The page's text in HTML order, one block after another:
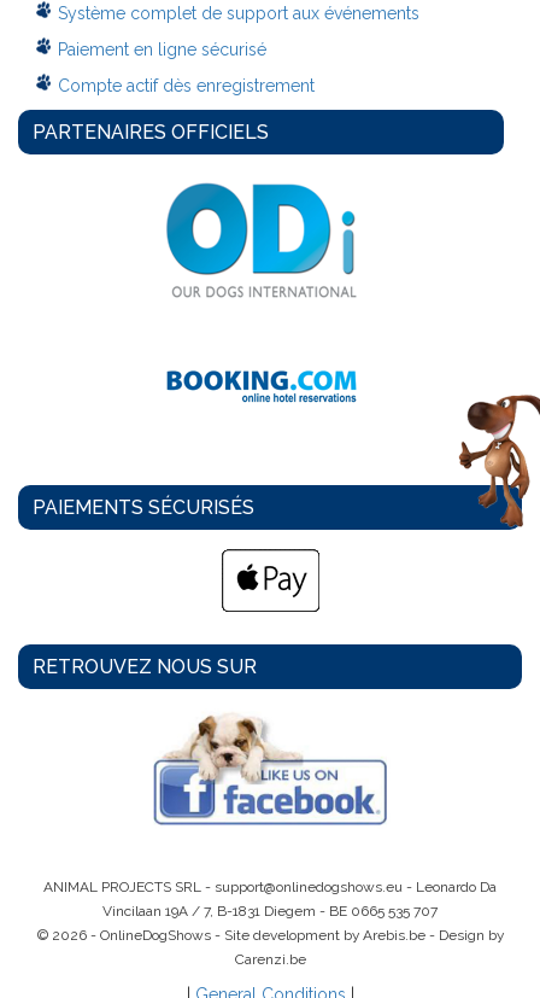
Système complet de support aux événements
Paiement en ligne sécurisé
Compte actif dès enregistrement
PARTENAIRES OFFICIELS
PAIEMENTS SÉCURISÉS
RETROUVEZ NOUS SUR
ANIMAL PROJECTS SRL - support@onlinedogshows.eu - Leonardo Da
Vincilaan 19A / 7, B-1831 Diegem - BE 0665 535 707
© 2026 - OnlineDogShows - Site development by Arebis.be - Design by
Carenzi.be
General Conditions